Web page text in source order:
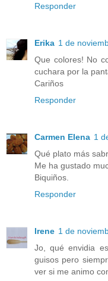
Responder
Erika 1 de
Que colores! No
cuchara por la
Cariños
Responder
Carmen Elena 1
Qué plato más
Me ha gustado
Biquiños.
Responder
Irene 1 de
Jo, qué envidia
guisos pero
ver si me animo